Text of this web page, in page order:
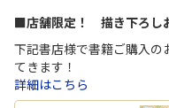
■店舗限定！ 描き下ろし
下記書店様で書籍ご購入の
てきます！
詳細はこちら